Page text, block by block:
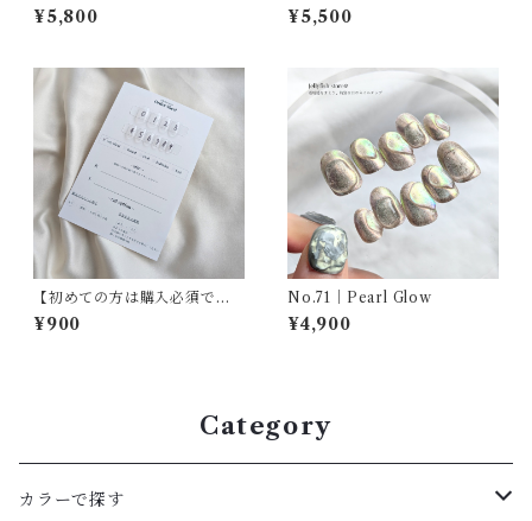
¥5,800 ¥5,500
【初めての方は購入必須で
す】サイズ計測用チップ｜ 3日
以内発送
¥900
No.71｜Pearl Glow
¥4,900
Category
カラーで探す